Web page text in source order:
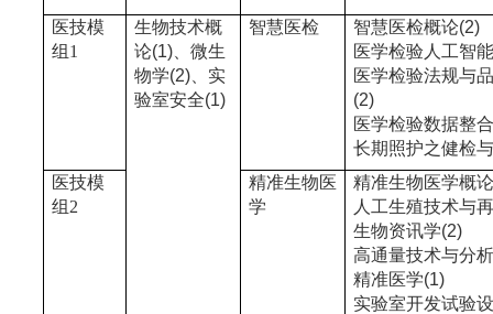
医技模
组1
生物技术概
论(1) 、微生
物学(2) 、实
验室安全(1)
智慧医检 智慧医检概论(2)
医学检验人工智
医学检验法规与
(2)
医学检验数据整
长期照护之健检
医技模
组2
精准生物医
学
精准生物医学概论
人工生殖技术与
生物资讯学(2)
高通量技术与分析
精准医学(1)
实验室开发试验